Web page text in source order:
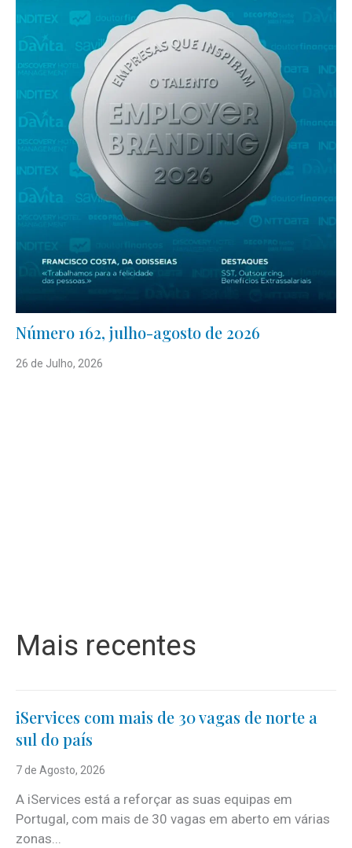
Número 162, julho-agosto de 2026
26 de Julho, 2026
Mais recentes
iServices com mais de 30 vagas de norte a
sul do país
7 de Agosto, 2026
A iServices está a reforçar as suas equipas em
Portugal, com mais de 30 vagas em aberto em várias
zonas...